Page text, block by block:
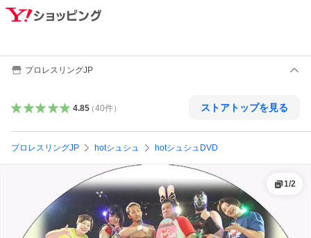
プロレスリングJP
4.85（40件） ストアトップを見る
プロレスリングJP hotシュシュ hotシュシュDVD
1/2